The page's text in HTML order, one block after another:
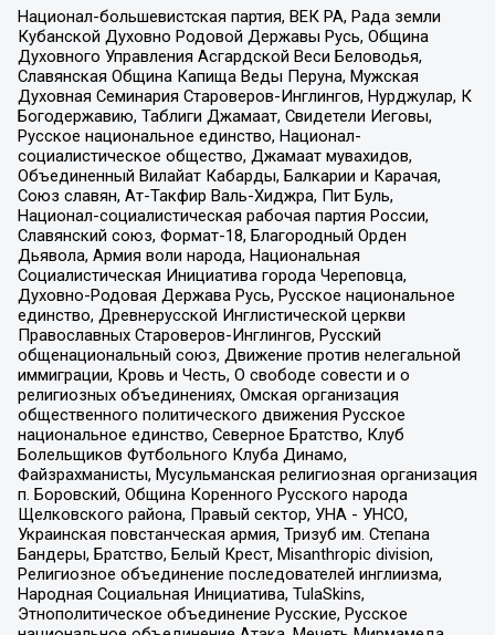
Национал-большевистская партия, ВЕК РА, Рада земли
Кубанской Духовно Родовой Державы Русь, Община
Духовного Управления Асгардской Веси Беловодья,
Славянская Община Капища Веды Перуна, Мужская
Духовная Семинария Староверов-Инглингов, Нурджулар, К
Богодержавию, Таблиги Джамаат, Свидетели Иеговы,
Русское национальное единство, Национал-
социалистическое общество, Джамаат мувахидов,
Объединенный Вилайат Кабарды, Балкарии и Карачая,
Союз славян, Ат-Такфир Валь-Хиджра, Пит Буль,
Национал-социалистическая рабочая партия России,
Славянский союз, Формат-18, Благородный Орден
Дьявола, Армия воли народа, Национальная
Социалистическая Инициатива города Череповца,
Духовно-Родовая Держава Русь, Русское национальное
единство, Древнерусской Инглистической церкви
Православных Староверов-Инглингов, Русский
общенациональный союз, Движение против нелегальной
иммиграции, Кровь и Честь, О свободе совести и о
религиозных объединениях, Омская организация
общественного политического движения Русское
национальное единство, Северное Братство, Клуб
Болельщиков Футбольного Клуба Динамо,
Файзрахманисты, Мусульманская религиозная организация
п. Боровский, Община Коренного Русского народа
Щелковского района, Правый сектор, УНА - УНСО,
Украинская повстанческая армия, Тризуб им. Степана
Бандеры, Братство, Белый Крест, Misanthropic division,
Религиозное объединение последователей инглиизма,
Народная Социальная Инициатива, TulaSkins,
Этнополитическое объединение Русские, Русское